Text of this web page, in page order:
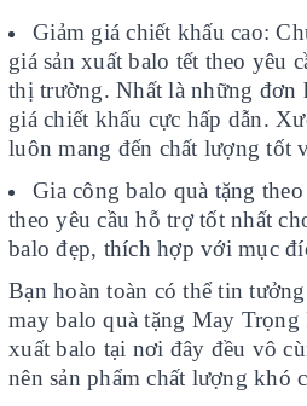
Giảm giá chiết khấu cao:
giá sản xuất balo tết theo yêu
thị trường. Nhất là những đơn
giá chiết khấu cực hấp dẫn.
luôn mang đến chất lượng tốt
Gia công balo quà tặng
theo yêu cầu hỗ trợ tốt nhất
balo đẹp, thích hợp với mục
Bạn hoàn toàn có thể tin
may balo quà tặng May Trọng
xuất balo tại nơi đây đều vô
nên sản phẩm chất lượng khó